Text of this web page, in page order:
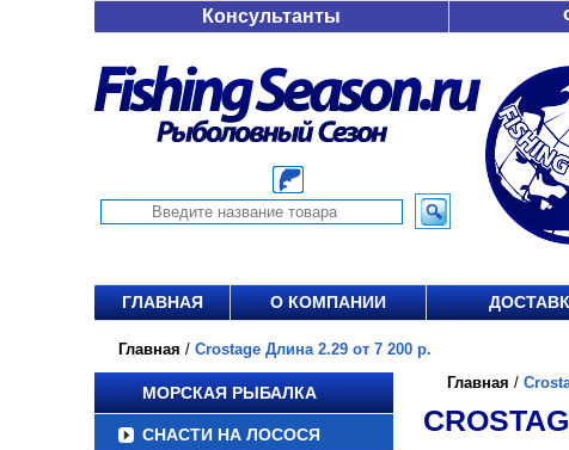
Консультанты
ГЛАВНАЯ О КОМПАНИИ
Главная / Crostage Длина 2.29 от 7 200 р.
МОРСКАЯ РЫБАЛКА
СНАСТИ НА ЛОСОСЯ
Главная /